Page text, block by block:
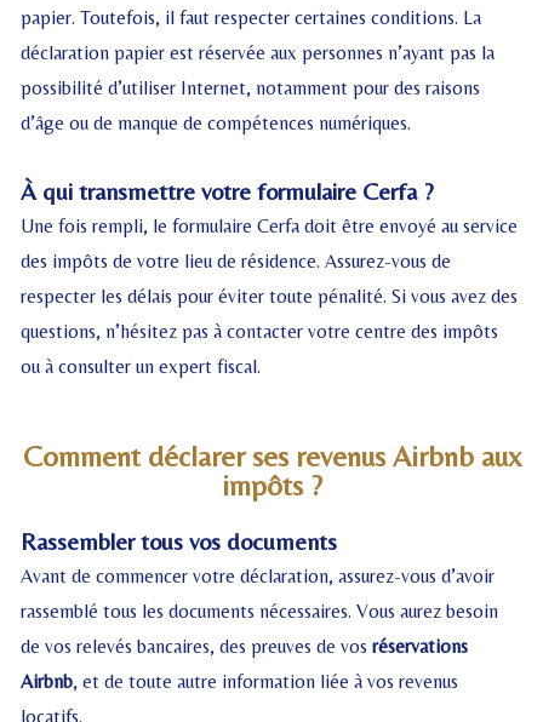
papier. Toutefois, il faut respecter certaines conditions. La
déclaration papier est réservée aux personnes n’ayant pas la
possibilité d’utiliser Internet, notamment pour des raisons
d’âge ou de manque de compétences numériques.
À qui transmettre votre formulaire Cerfa ?
Une fois rempli, le formulaire Cerfa doit être envoyé au service
des impôts de votre lieu de résidence. Assurez-vous de
respecter les délais pour éviter toute pénalité. Si vous avez des
questions, n’hésitez pas à contacter votre centre des impôts
ou à consulter un expert fiscal.
Comment déclarer ses revenus Airbnb aux
impôts ?
Rassembler tous vos documents
Avant de commencer votre déclaration, assurez-vous d’avoir
rassemblé tous les documents nécessaires. Vous aurez besoin
de vos relevés bancaires, des preuves de vosréservations
Airbnb, et de toute autre information liée à vos revenus
locatifs.